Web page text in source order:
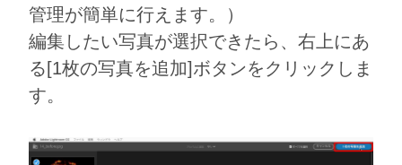
管理が簡単に行えます。）
編集したい写真が選択できたら、右上にあ
る[1枚の写真を追加]ボタンをクリックしま
す。